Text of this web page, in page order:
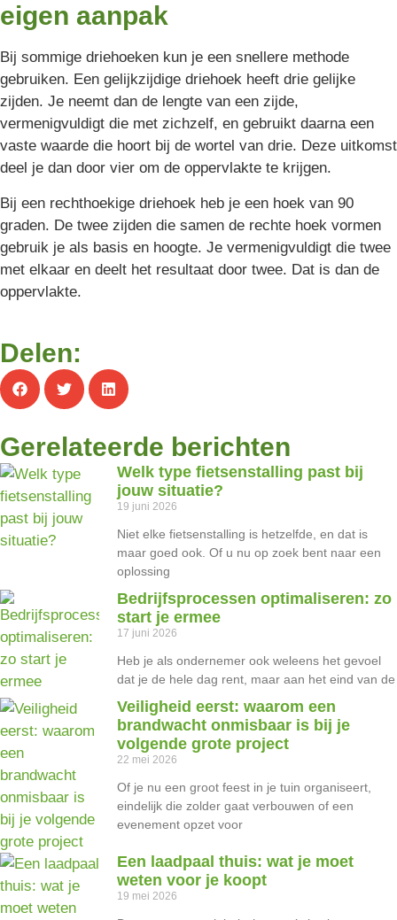
eigen aanpak
Bij sommige driehoeken kun je een snellere methode
gebruiken. Een gelijkzijdige driehoek heeft drie gelijke
zijden. Je neemt dan de lengte van een zijde,
vermenigvuldigt die met zichzelf, en gebruikt daarna een
vaste waarde die hoort bij de wortel van drie. Deze uitkomst
deel je dan door vier om de oppervlakte te krijgen.
Bij een rechthoekige driehoek heb je een hoek van 90
graden. De twee zijden die samen de rechte hoek vormen
gebruik je als basis en hoogte. Je vermenigvuldigt die twee
met elkaar en deelt het resultaat door twee. Dat is dan de
oppervlakte.
Delen:
Gerelateerde berichten
Welk type fietsenstalling past bij
jouw situatie?
19 juni 2026
Niet elke fietsenstalling is hetzelfde, en dat is
maar goed ook. Of u nu op zoek bent naar een
oplossing
Bedrijfsprocessen optimaliseren: zo
start je ermee
17 juni 2026
Heb je als ondernemer ook weleens het gevoel
dat je de hele dag rent, maar aan het eind van de
Veiligheid eerst: waarom een
brandwacht onmisbaar is bij je
volgende grote project
22 mei 2026
Of je nu een groot feest in je tuin organiseert,
eindelijk die zolder gaat verbouwen of een
evenement opzet voor
Een laadpaal thuis: wat je moet
weten voor je koopt
19 mei 2026